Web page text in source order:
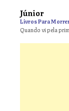
Júnior
Livros Para
Quando vi pela